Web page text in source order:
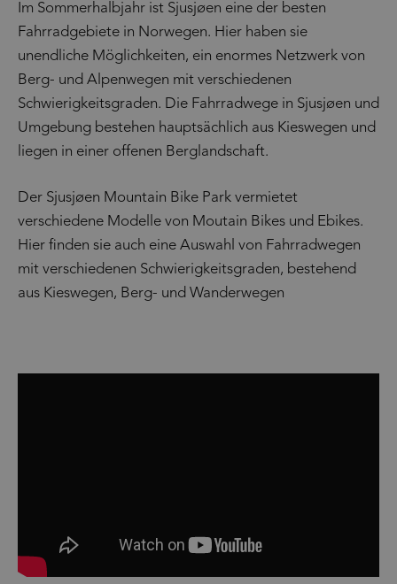
Im Sommerhalbjahr ist Sjusjøen eine der besten
Fahrradgebiete in Norwegen. Hier haben sie
unendliche Möglichkeiten, ein enormes Netzwerk von
Berg- und Alpenwegen mit verschiedenen
Schwierigkeitsgraden. Die Fahrradwege in Sjusjøen und
Umgebung bestehen hauptsächlich aus Kieswegen und
liegen in einer offenen Berglandschaft.
Der Sjusjøen Mountain Bike Park vermietet
verschiedene Modelle von Moutain Bikes und Ebikes.
Hier finden sie auch eine Auswahl von Fahrradwegen
mit verschiedenen Schwierigkeitsgraden, bestehend
aus Kieswegen, Berg- und Wanderwegen